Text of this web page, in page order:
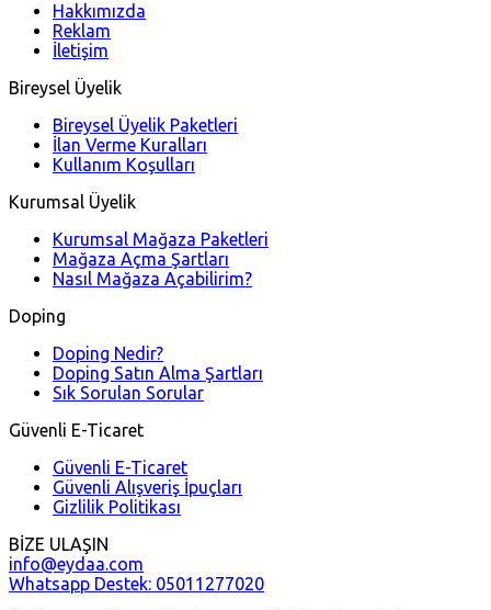
Hakkımızda
Reklam
İletişim
Bireysel Üyelik
Bireysel Üyelik Paketleri
İlan Verme Kuralları
Kullanım Koşulları
Kurumsal Üyelik
Kurumsal Mağaza Paketleri
Mağaza Açma Şartları
Nasıl Mağaza Açabilirim?
Doping
Doping Nedir?
Doping Satın Alma Şartları
Sık Sorulan Sorular
Güvenli E-Ticaret
Güvenli E-Ticaret
Güvenli Alışveriş İpuçları
Gizlilik Politikası
BİZE ULAŞIN
info@eydaa.com
Whatsapp Destek: 05011277020